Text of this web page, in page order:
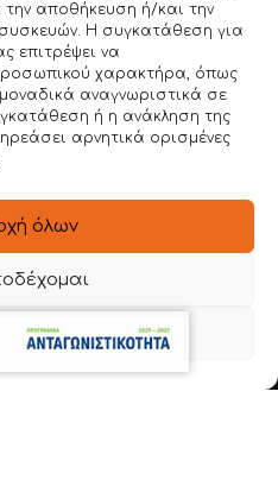
την αποθήκευση ή/και την
Η συγκατάθεση για
επιτρέψει να
χαρακτήρα, όπως
αναγνωριστικά σε
ή η ανάκληση της
αρνητικά ορισμένες
όλων